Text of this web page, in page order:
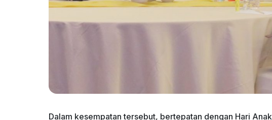
Dalam kesempatan tersebut, bertepatan dengan Hari